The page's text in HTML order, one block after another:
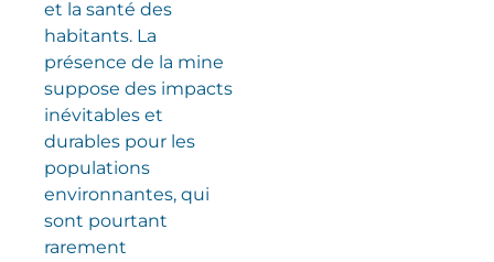
et la santé des
habitants. La
présence de la mine
suppose des impacts
inévitables et
durables pour les
populations
environnantes, qui
sont pourtant
rarement